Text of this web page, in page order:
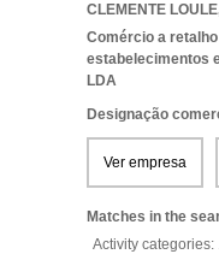
CLEMENTE LOULE
Comércio a
estabelecimentos
LDA
Designação
Ver empresa
Matches in the
Activity categories: